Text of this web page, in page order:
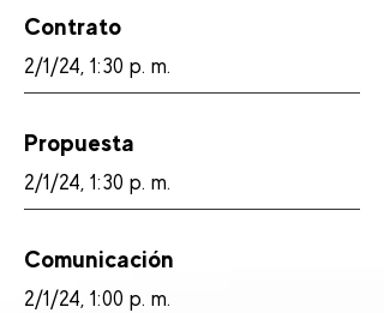
Contrato
2/1/24, 1:30 p. m.
Propuesta
2/1/24, 1:30 p. m.
Comunicación
2/1/24, 1:00 p. m.